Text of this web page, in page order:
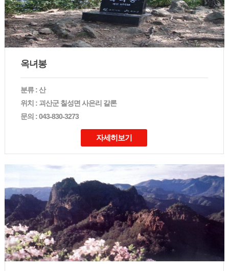
옥녀봉
분류 : 산
위치 : 괴산군 칠성면 사은리 갈론
문의 : 043-830-3273
자세히보기